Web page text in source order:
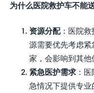
为什么医院救护车不能
资源分配：医院救
源需要优先考虑
家，会影响到其他
紧急医护需求 ：
急情况下提供专